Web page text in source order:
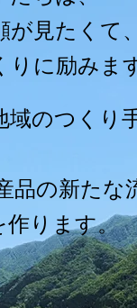
が見たくて
りに励みま
域のつくり
品の新たな
作ります。